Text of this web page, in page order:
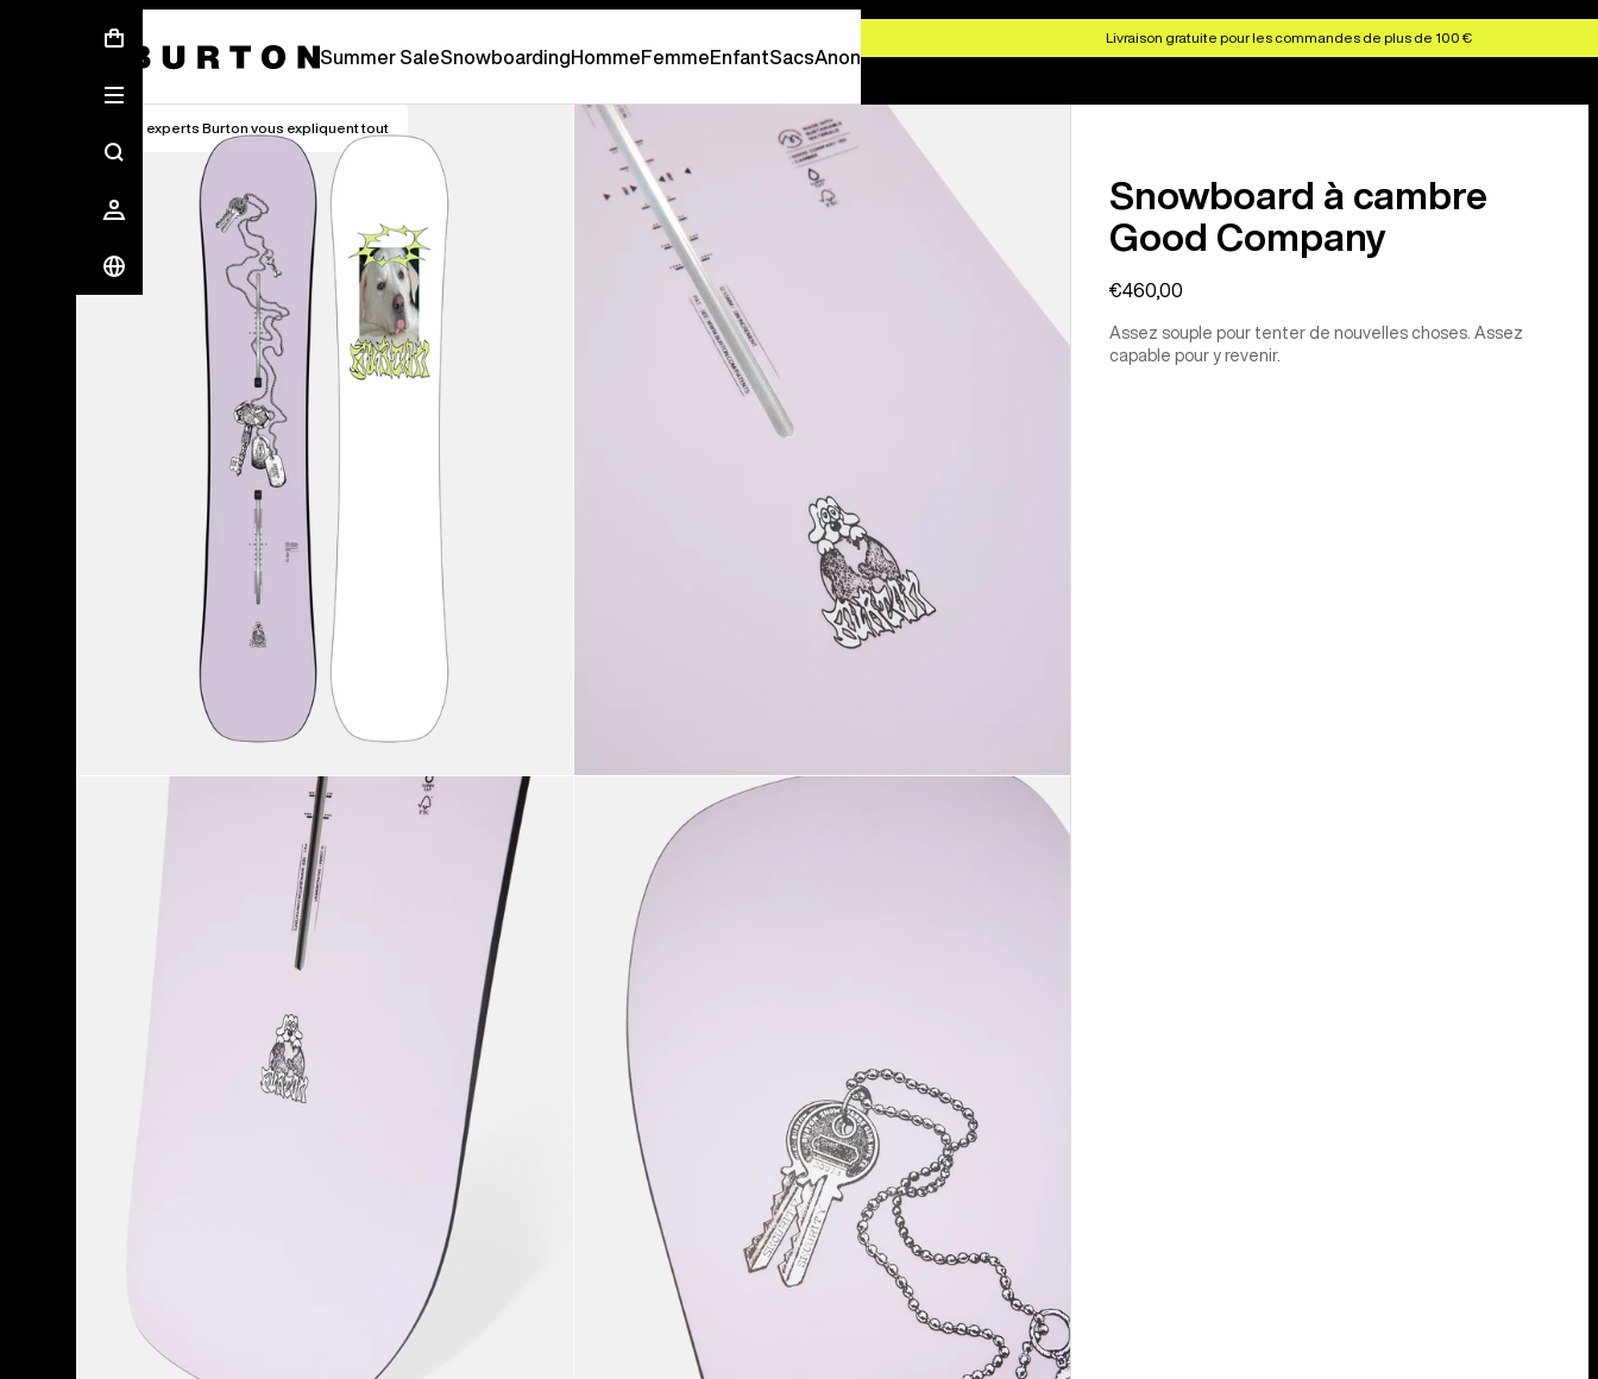
Livraison gratuite pour les commandes de plus de 100 €
Summer SaleSnowboardingHommeFemmeEnfantSacsAnon
Les experts Burton vous expliquent tout
Snowboard à cambre
Good Company
€460,00
Assez souple pour tenter de nouvelles choses. Assez
capable pour y revenir.